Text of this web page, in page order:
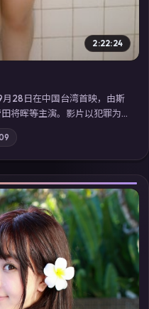
2:22:24
28日在中国台湾首映，由斯
将晖等主演。影片以犯罪为
色产业链；摄影与配乐强化
观看高清电视剧在线看」延
线追剧体验。